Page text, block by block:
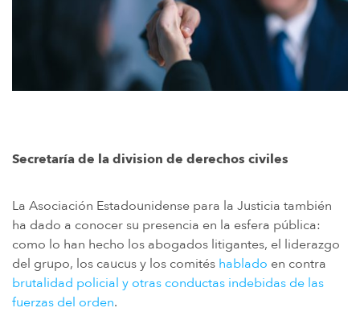
Secretaría de la division de derechos civiles
La Asociación Estadounidense para la Justicia también
ha dado a conocer su presencia en la esfera pública:
como lo han hecho los abogados litigantes, el liderazgo
del grupo, los caucus y los comités hablado en contra
brutalidad policial y otras conductas indebidas de las
fuerzas del orden.